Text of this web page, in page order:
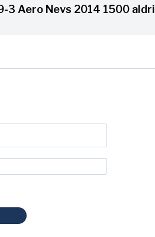
3 Aero Nevs 2014 1500